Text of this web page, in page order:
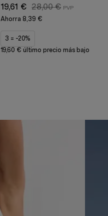
19,61 € 28,00 €
Ahorra 8,39 €
3 = -20%
19,60 € último precio más bajo